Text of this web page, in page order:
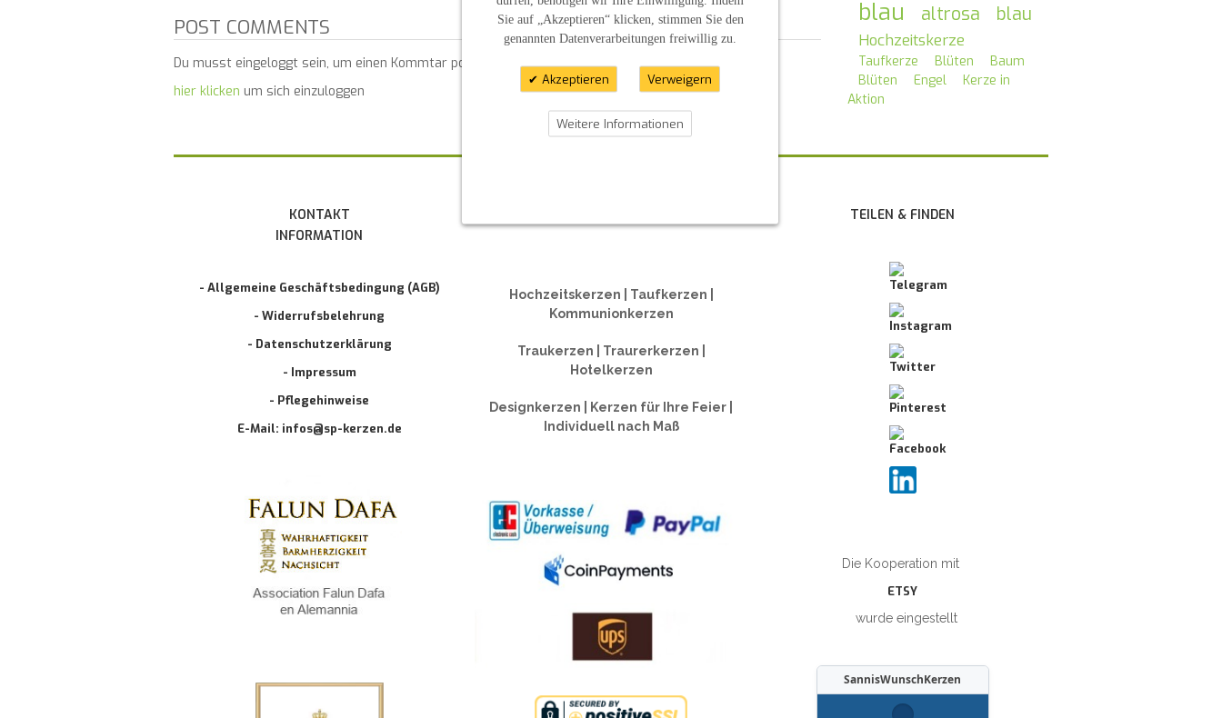
POST COMMENTS
Du musst eingeloggt sein, um einen Kommtar posten zu können.
hier klicken um sich einzuloggen
blau altrosa blau
Hochzeitskerze
Taufkerze Blüten
Baum
Blüten
Engel
Kerze in
Aktion
KONTAKT
INFORMATION
- Allgemeine Geschäftsbedingung (AGB)
- Widerrufsbelehrung
- Datenschutzerklärung
- Impressum
- Pflegehinweise
E-Mail: infos@sp-kerzen.de
Hochzeitskerzen | Taufkerzen |
Kommunionkerzen
Traukerzen | Traurerkerzen |
Hotelkerzen
Designkerzen | Kerzen für Ihre Feier |
Individuell nach Maß
TEILEN & FINDEN
Die Kooperation mit
ETSY
wurde eingestellt
SannisWunschKerzen
Sie auf „Akzeptieren“ klicken, stimmen Sie den
genannten Datenverarbeitungen freiwillig zu.
Akzeptieren Verweigern
Weitere Informationen